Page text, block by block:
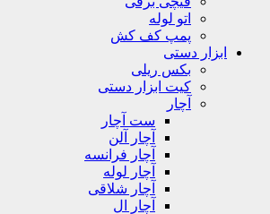
اتو لوله
پمپ کف کش
ابزار دستی
بکس ریلی
کیت ابزار دستی
آچار
ست آچار
آچار آلن
آچار فرانسه
آچار لوله
آچار شلاقی
آچار ال